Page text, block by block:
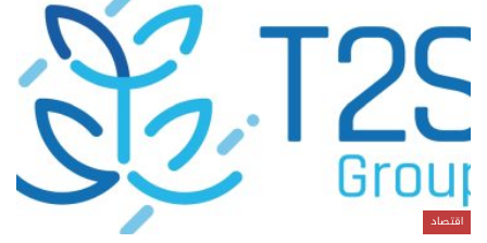
اقتصاد